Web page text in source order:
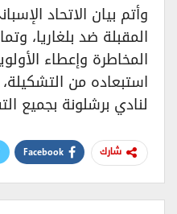
وأتم بيان الاتحاد
المقبلة ضد بلغاريا،
المخاطرة وإعطاء
استبعاده من
لنادي برشلونة بجميع
شارك Facebook